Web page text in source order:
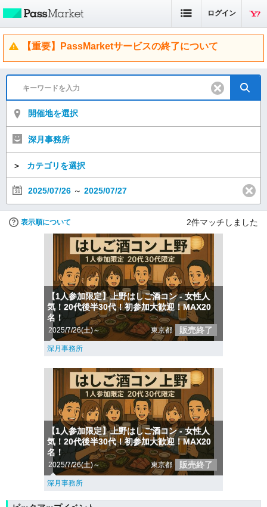
ログイン
【重要】PassMarketサービスの終了について
開催地を選択
深月事務所
＞ カテゴリを選択
2025/07/26 ～ 2025/07/27
表示順について 2件マッチしました
【1人参加限定】上野はしご酒コン - 女性人
気！20代後半30代！初参加大歓迎！MAX20
名！
2025/7/26(土)～ 東京都 販売終了
深月事務所
【1人参加限定】上野はしご酒コン - 女性人
気！20代後半30代！初参加大歓迎！MAX20
名！
2025/7/26(土)～ 東京都 販売終了
深月事務所